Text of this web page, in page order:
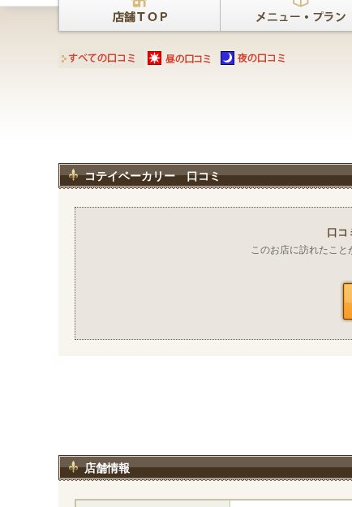
コテイベーカリー 口コミ
口コ
このお店に訪れたこと
店舗情報